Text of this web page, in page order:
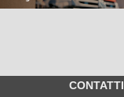
CONTATTI